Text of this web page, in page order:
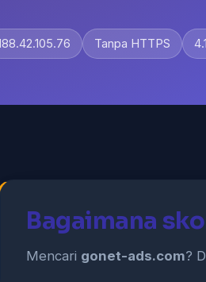
Tanpa HTTPS
Bagaimana
Mencari gonet-ads.com?